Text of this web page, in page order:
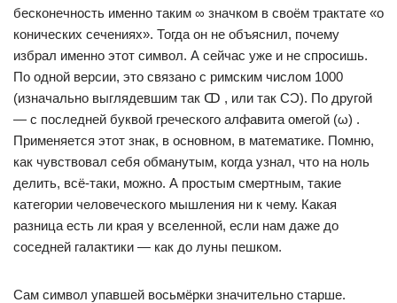
бесконечность именно таким ∞ значком в своём трактате «о
конических сечениях». Тогда он не объяснил, почему
избрал именно этот символ. А сейчас уже и не спросишь.
По одной версии, это связано с римским числом 1000
(изначально выглядевшим так ↀ , или так CƆ). По другой
— с последней буквой греческого алфавита омегой (ω) .
Применяется этот знак, в основном, в математике. Помню,
как чувствовал себя обманутым, когда узнал, что на ноль
делить, всё-таки, можно. А простым смертным, такие
категории человеческого мышления ни к чему. Какая
разница есть ли края у вселенной, если нам даже до
соседней галактики — как до луны пешком.
Сам символ упавшей восьмёрки значительно старше.